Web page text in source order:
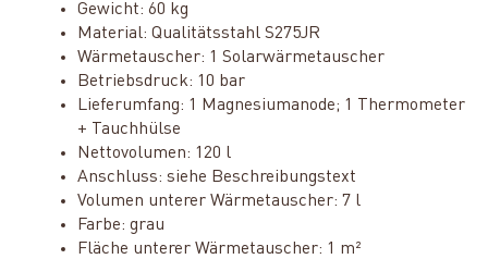
Gewicht: 60 kg
Material: Qualitätsstahl S275JR
Wärmetauscher: 1 Solarwärmetauscher
Betriebsdruck: 10 bar
Lieferumfang: 1 Magnesiumanode; 1 Thermometer
+ Tauchhülse
Nettovolumen: 120 l
Anschluss: siehe Beschreibungstext
Volumen unterer Wärmetauscher: 7 l
Farbe: grau
Fläche unterer Wärmetauscher: 1 m²